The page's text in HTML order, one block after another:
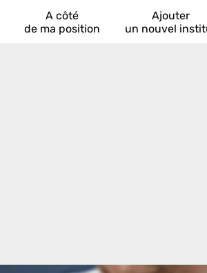
A côté
de ma position
Ajouter
un nouvel